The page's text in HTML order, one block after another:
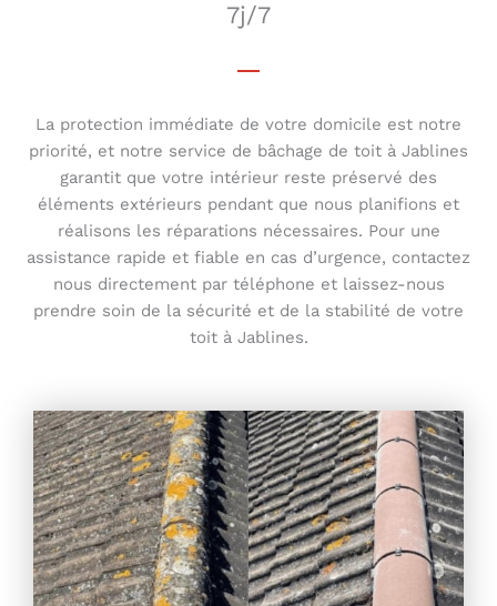
7j/7
La protection immédiate de votre domicile est notre
priorité, et notre service de bâchage de toit à Jablines
garantit que votre intérieur reste préservé des
éléments extérieurs pendant que nous planifions et
réalisons les réparations nécessaires. Pour une
assistance rapide et fiable en cas d’urgence, contactez
nous directement par téléphone et laissez-nous
prendre soin de la sécurité et de la stabilité de votre
toit à Jablines.